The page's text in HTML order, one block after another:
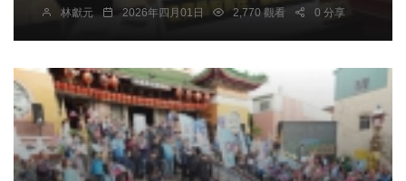
將廚餘減量的無能
林獻元 2026年四月01日 2,770 觀看 0 分享